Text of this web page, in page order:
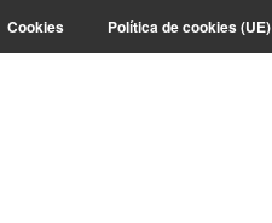
Cookies Política de cookies (UE)